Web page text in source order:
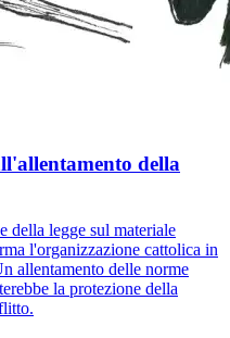
della
della legge sul materiale
l'organizzazione cattolica in
allentamento delle norme
la protezione della